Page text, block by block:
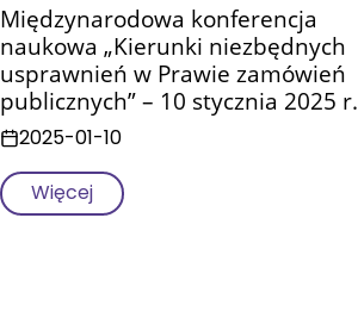
Międzynarodowa konferencja
naukowa „Kierunki niezbędnych
usprawnień w Prawie zamówień
publicznych” – 10 stycznia 2025 r.
2025-01-10
Więcej